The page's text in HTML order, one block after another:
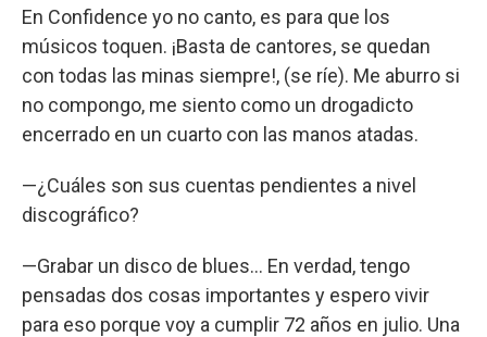
En Confidence yo no canto, es para que los
músicos toquen. ¡Basta de cantores, se quedan
con todas las minas siempre!, (se ríe). Me aburro si
no compongo, me siento como un drogadicto
encerrado en un cuarto con las manos atadas.
—¿Cuáles son sus cuentas pendientes a nivel
discográfico?
—Grabar un disco de blues… En verdad, tengo
pensadas dos cosas importantes y espero vivir
para eso porque voy a cumplir 72 años en julio. Una